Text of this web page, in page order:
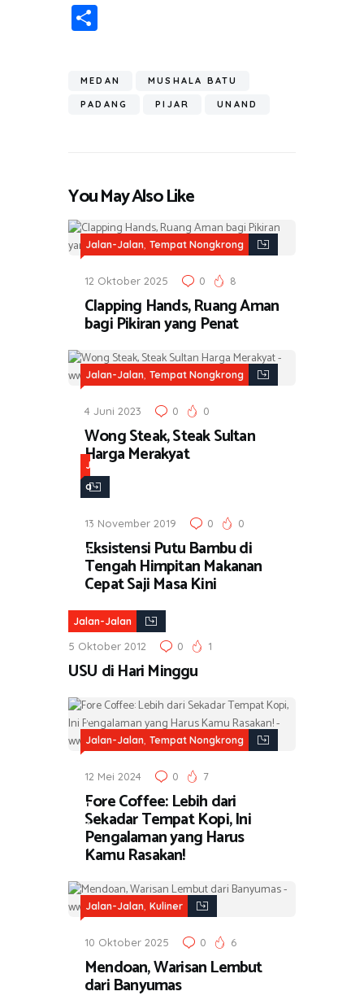
ok A
p
a
ar
e
MEDAN MUSHALA BATU
PADANG PIJAR UNAND
You May Also Like
Jalan-Jalan, Tempat Nongkrong
12 Oktober 2025 0 8
Clapping Hands, Ruang Aman
bagi Pikiran yang Penat
Jalan-Jalan, Tempat Nongkrong
4 Juni 2023 0 0
Wong Steak, Steak Sultan
Harga Merakyat
J
a
a
n
-
J
a
l
n
,
K
u
i
n
e
r
13 November 2019 0 0
Eksistensi Putu Bambu di
Tengah Himpitan Makanan
Cepat Saji Masa Kini
Jalan-Jalan
5 Oktober 2012 0 1
USU di Hari Minggu
Jalan-Jalan, Tempat Nongkrong
12 Mei 2024 0 7
Fore Coffee: Lebih dari
Sekadar Tempat Kopi, Ini
Pengalaman yang Harus
Kamu Rasakan!
Jalan-Jalan, Kuliner
10 Oktober 2025 0 6
Mendoan, Warisan Lembut
dari Banyumas